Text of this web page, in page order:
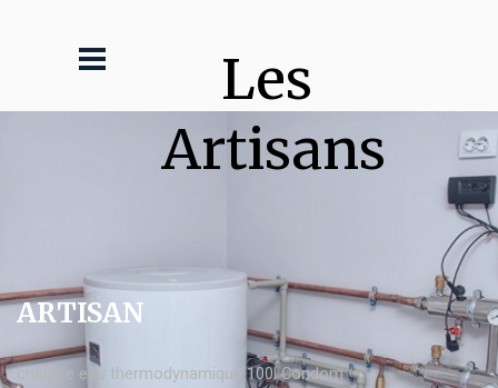
Les
Artisans
ARTISAN
chauffe eau thermodynamique 100l Condom